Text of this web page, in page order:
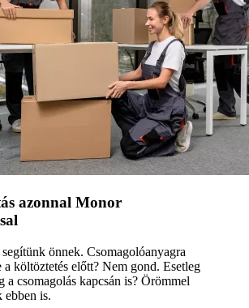
azonnal Monor
önnek. Csomagolóanyagra
a költöztetés előtt? Nem gond. Esetleg
a csomagolás kapcsán is? Örömmel
ebben is.